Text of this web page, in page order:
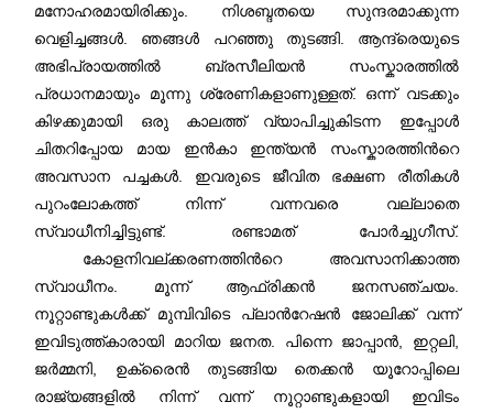
മനോഹരമായിരിക്കും. നിശബ്ദതയെ സുന്ദരമാക്കുന്ന
വെളിച്ചങ്ങള്‍. ഞങ്ങള്‍ പറഞ്ഞു തുടങ്ങി. ആന്ദ്രെയുടെ
അഭിപ്രായത്തില്‍ ബ്രസീലിയന്‍ സംസ്കാരത്തില്‍
പ്രധാനമായും മൂന്നു ശ്രേണികളാണുള്ളത്. ഒന്ന് വടക്കും
കിഴക്കുമായി ഒരു കാലത്ത് വ്യാപിച്ചുകിടന്ന ഇപ്പോള്‍
ചിതറിപ്പോയ മായ ഇന്‍കാ ഇന്ത്യന്‍ സംസ്കാരത്തിന്‍റെ
അവസാന പച്ചകള്‍. ഇവരുടെ ജീവിത ഭക്ഷണ രീതികള്‍
പുറംലോകത്ത് നിന്ന് വന്നവരെ വല്ലാതെ
സ്വാധീനിച്ചിട്ടുണ്ട്. രണ്ടാമത് പോര്‍ച്ചുഗീസ്.
കോളനിവല്ക്കരണത്തിന്‍റെ അവസാനിക്കാത്ത
സ്വാധീനം. മൂന്ന് ആഫ്രിക്കന്‍ ജനസഞ്ചയം.
നൂറ്റാണ്ടുകള്‍ക്ക് മുമ്പിവിടെ പ്ലാന്‍റേഷന്‍ ജോലിക്ക് വന്ന്
ഇവിടുത്ത്കാരായി മാറിയ ജനത. പിന്നെ ജാപ്പാന്‍, ഇറ്റലി,
ജര്‍മ്മനി, ഉക്രൈന്‍ തുടങ്ങിയ തെക്കന്‍ യൂറോപ്പിലെ
രാജ്യങ്ങളില്‍ നിന്ന് വന്ന് നൂറ്റാണ്ടുകളായി ഇവിടം